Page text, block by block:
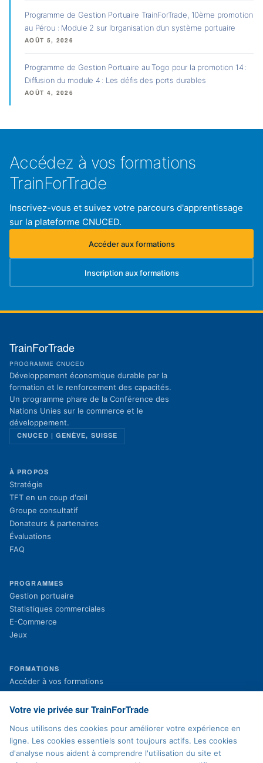
Programme de Gestion Portuaire TrainForTrade, 10ème promotion
au Pérou : Module 2 sur l’organisation d’un système portuaire
AOÛT 5, 2026
Programme de Gestion Portuaire au Togo pour la promotion 14 :
Diffusion du module 4 : Les défis des ports durables
AOÛT 4, 2026
Accédez à vos formations
TrainForTrade
Inscrivez-vous et suivez votre parcours d'apprentissage
sur la plateforme CNUCED.
Accéder aux formations
(s'ouvre dans un nouvel onglet)
Inscription aux formations
(s'ouvre dans un nouvel onglet)
TrainForTrade
PROGRAMME CNUCED
Développement économique durable par la
formation et le renforcement des capacités.
Un programme phare de la Conférence des
Nations Unies sur le commerce et le
développement.
CNUCED | GENÈVE, SUISSE
À PROPOS
Stratégie
TFT en un coup d'œil
Groupe consultatif
Donateurs & partenaires
Évaluations
FAQ
PROGRAMMES
Gestion portuaire
Statistiques commerciales
E-Commerce
Jeux
FORMATIONS
Accéder à vos formations
Inscription aux formations(s'ouvre dans un nouvel onglet)
Projets en cours
Actualités
Votre vie privée sur TrainForTrade
Nous utilisons des cookies pour améliorer votre expérience en
ligne. Les cookies essentiels sont toujours actifs. Les cookies
d'analyse nous aident à comprendre l'utilisation du site et